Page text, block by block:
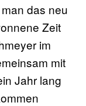
das neu
Zeit
im
mit
Jahr lang